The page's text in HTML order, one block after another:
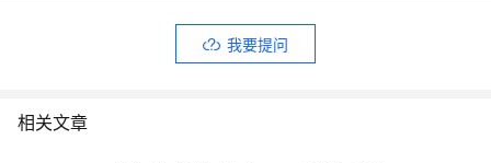
我要提问
相关文章